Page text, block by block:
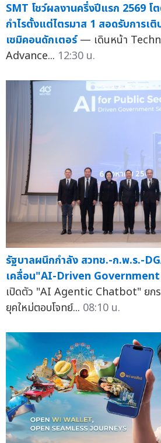
SMT โชว์ผลงานครึ่งปีแรก 2569
กำไรตั้งแต่ไตรมาส 1 สอดรับการเ
เซมิคอนดักเตอร์ — เดินหน้า
Advance... 12:30 น.
รัฐบาลผนึกกำลัง สวทช.-ก.พ.ร.-
เคลื่อน"AI-Driven
เปิดตัว "AI Agentic Chatbot" ยกร
ยุคใหม่ตอบโจทย์... 08:10 น.